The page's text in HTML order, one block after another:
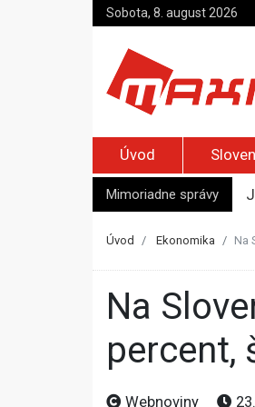
Sobota, 8. august 2026
Úvod
Mimoriadne správy
Úvod Ekonomika Na
Na Slovensku stúpla spotreba nelegálnych cigariet o 52
percent,
Webnoviny